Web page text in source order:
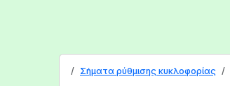
Σήματα ρύθμισης κυκλοφορίας